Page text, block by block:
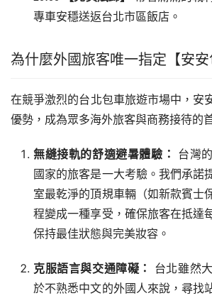
專車安穩送返台北市區飯店。
為什麼外國旅客唯一指定【安安
在競爭激烈的台北包車旅遊市場中，安
優勢，成為眾多海外旅客與商務接待的
無縫接軌的舒適避暑體驗：
台灣
國家的旅客是一大考驗。我們承諾
室最乾淨的頂規車輛（如新款賓士
程變成一種享受，確保旅客在抵達
保持最佳狀態與完美妝容。
克服語言與交通障礙：
台北雖然
於不熟悉中文的外國人來說，尋找